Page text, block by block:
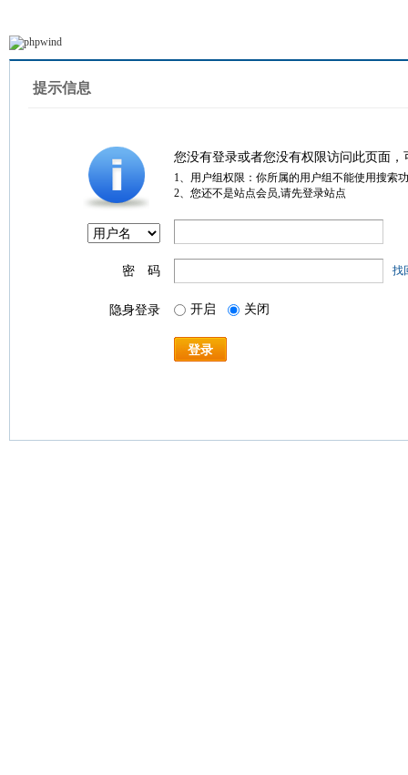
提示信息
您没有登录或者您没有权限访问此页面
1、用户组权限：你所属的用户组不能使用搜索
2、您还不是站点会员,请先登录站点
密 码 找
隐身登录 开启 关闭
登录